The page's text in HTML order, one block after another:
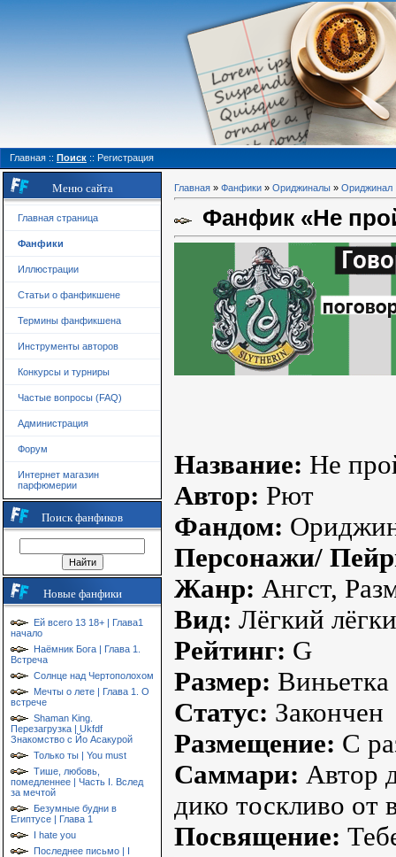
Главная :: Поиск :: Регистрация
Меню сайта
Главная страница
Фанфики
Иллюстрации
Статьи о фанфикшене
Термины фанфикшена
Инструменты авторов
Конкурсы и турниры
Частые вопросы (FAQ)
Администрация
Форум
Интернет магазин
парфюмерии
Поиск фанфиков
Новые фанфики
Ей всего 13 18+ | Глава1
начало
Наёмник Бога | Глава 1.
Встреча
Солнце над Чертополохом
Мечты о лете | Глава 1. О
встрече
Shaman King.
Перезагрузка | Ukfdf
Знакомство с Йо Асакурой
Только ты | You must
Тише, любовь,
помедленнее | Часть I. Вслед
за мечтой
Безумные будни в
Египтусе | Глава 1
I hate you
Последнее письмо | I
Главная » Фанфики » Ориджиналы » Ориджинал
Фанфик «Не
Название: Не
Автор: Рют
Фандом:
Персонажи/
Жанр: Ангст,
Вид: Лёгкий
Рейтинг: G
Размер: Виньетка
Статус: Закончен
Размещение: С
Саммари: Автор
дико тоскливо от
Посвящение: